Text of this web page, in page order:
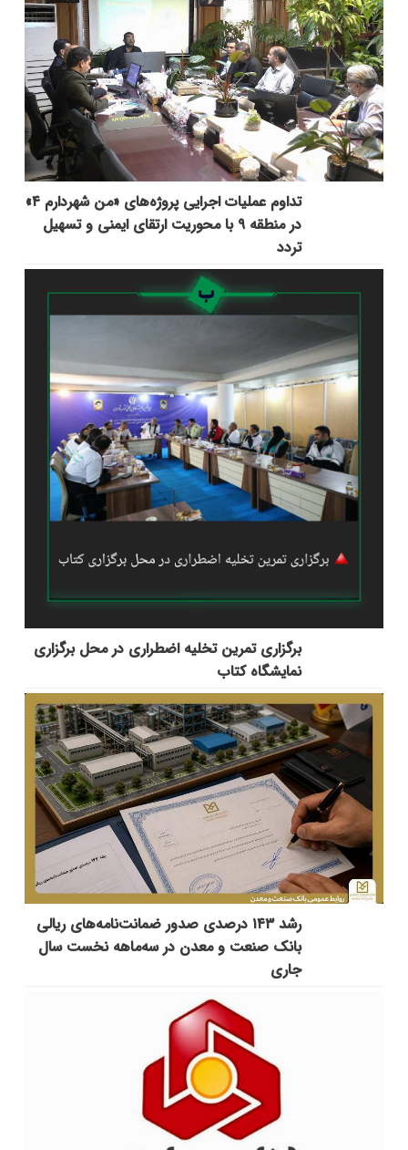
تداوم عملیات اجرایی پروژه‌های «من شهردارم ۴»
در منطقه ۹ با محوریت ارتقای ایمنی و تسهیل
تردد
برگزاری تمرین تخلیه اضطراری در محل برگزاری
نمایشگاه کتاب
رشد ۱۴۳ درصدی صدور ضمانت‌نامه‌های ریالی
بانک صنعت و معدن در سه‌ماهه نخست سال
جاری